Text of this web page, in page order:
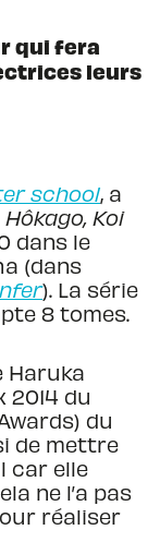
qui fera
leurs
school, a
Hôkago, Koi
dans le
(dans
). La série
8 tomes.
Haruka
du
du
de mettre
car elle
ne l’a pas
réaliser